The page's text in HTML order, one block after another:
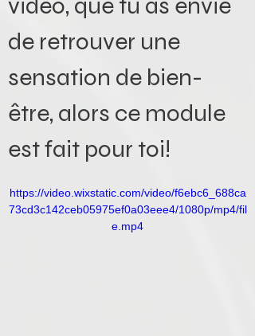
de retrouver une
sensation de bien-
être, alors ce module
est fait pour toi!
https://video.wixstatic.com/video/f6ebc6_688ca
73cd3c142ceb05975ef0a03eee4/1080p/mp4/fil
e.mp4